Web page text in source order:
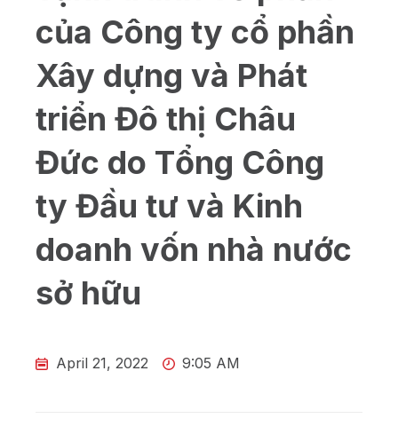
của Công ty cổ phần
Xây dựng và Phát
triển Đô thị Châu
Đức do Tổng Công
ty Đầu tư và Kinh
doanh vốn nhà nước
sở hữu
April 21, 2022 9:05 AM